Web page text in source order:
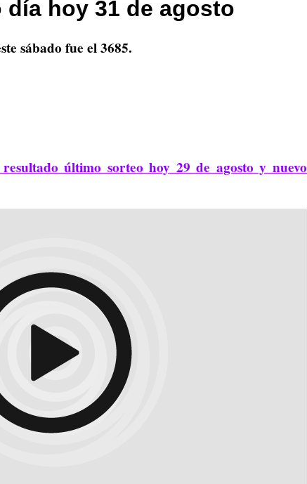
hoy 31 de agosto
sábado fue el 3685.
último sorteo hoy 29 de agosto y nuevo